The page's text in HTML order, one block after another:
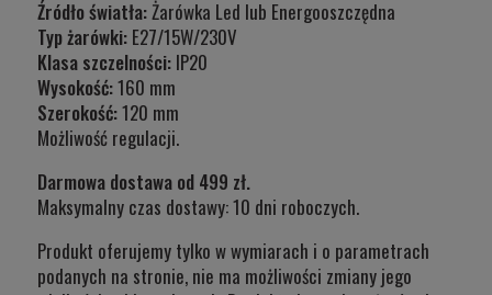
Źródło światła:Żarówka Led lub Energooszczędna
Typ żarówki: E27/15W/230V
Klasa szczelności: IP20
Wysokość:160 mm
Szerokość:120 mm
Możliwość regulacji.
Darmowa dostawa od 499 zł.
Maksymalny czas dostawy: 10 dni roboczych.
Produkt oferujemy tylko w wymiarach i o parametrach
podanych na stronie, nie ma możliwości zmiany jego